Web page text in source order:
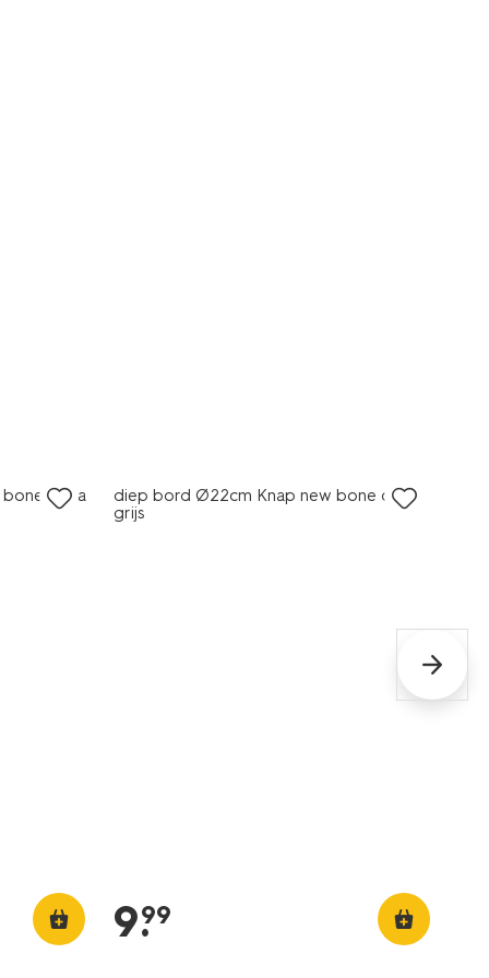
china
diep bord Ø22cm Knap new bone china
grijs
9.
99